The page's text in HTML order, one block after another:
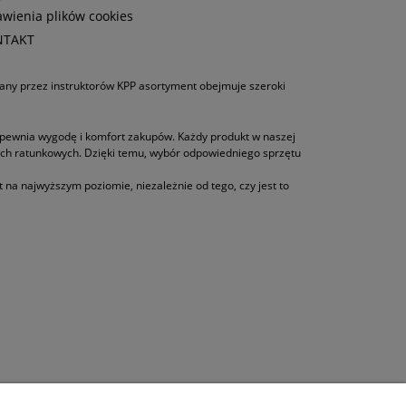
plików cookies
przez instruktorów KPP asortyment obejmuje szeroki
wygodę i komfort zakupów. Każdy produkt w naszej
ratunkowych. Dzięki temu, wybór odpowiedniego sprzętu
najwyższym poziomie, niezależnie od tego, czy jest to